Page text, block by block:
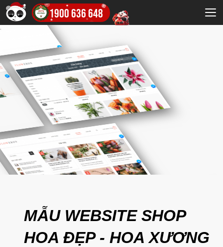
1900 636 648
MẪU WEBSITE SHOP
HOA ĐẸP - HOA XƯƠNG